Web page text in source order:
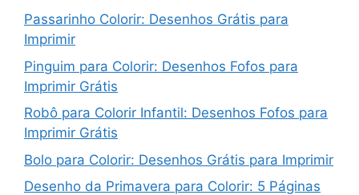
Passarinho Colorir: Desenhos Grátis para
Imprimir
Pinguim para Colorir: Desenhos Fofos para
Imprimir Grátis
Robô para Colorir Infantil: Desenhos Fofos para
Imprimir Grátis
Bolo para Colorir: Desenhos Grátis para Imprimir
Desenho da Primavera para Colorir: 5 Páginas